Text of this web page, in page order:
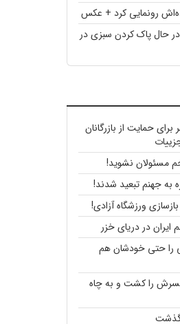
رونمایی کرد + عکس
حال پاک کردن سبزی در
مهر برای حمایت از بازرگانان
مسئولان نشوید!
به جهنم تبعید شدند!
ورزشگاه آزادی!
ایران در دریای خزر
را حتی خودشان هم
را کشت و به چاه